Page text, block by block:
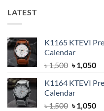
LATEST
K1165 KTEVI
Calendar
৳1,500 Original
was:
৳ 1,500.
৳1,050
is:
K1164 KTEVI
Calendar
৳1,500 Original
৳1,050